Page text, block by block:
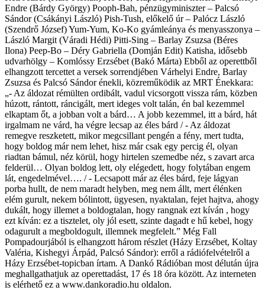
Endre (Bárdy György) Pooph-Bah, pénzügyminiszter – Palcsó
Sándor (Csákányi László) Pish-Tush, előkelő úr – Palócz László
(Szendrő József) Yum-Yum, Ko-Ko gyámleánya és menyasszonya –
László Margit (Váradi Hédi) Pitti-Sing – Barlay Zsuzsa (Béres
Ilona) Peep-Bo – Déry Gabriella (Domján Edit) Katisha, idősebb
udvarhölgy – Komlóssy Erzsébet (Bakó Márta) Ebből az operettből
elhangzott tercettet a versek sorrendjében Várhelyi Endre, Barlay
Zsuzsa és Palcsó Sándor énekli, közreműködik az MRT Énekkara:
„- Az áldozat rémülten ordibált, vadul vicsorgott vissza rám, közben
húzott, rántott, ráncigált, mert ideges volt talán, én bal kezemmel
elkaptam őt, a jobban volt a bárd… A jobb kezemmel, itt a bárd, hát
irgalmam ne várd, ha végre lecsap az éles bárd / - Az áldozat
remegve reszketett, mikor megcsillant pengén a fény, mert tudta,
hogy boldog már nem lehet, hisz már csak egy percig él, olyan
riadtan bámul, néz körül, hogy hirtelen szemedbe néz, s zavart arca
felderül… Olyan boldog lett, oly elégedett, hogy folytában engem
lát, engedelmével…. / - Lecsapott már az éles bárd, feje lágyan
porba hullt, de nem maradt helyben, meg nem állt, mert élénken
elém gurult, nekem bólintott, ügyesen, nyaktalan, fejet hajtva, ahogy
dukált, hogy illemet a boldogtalan, hogy rangnak ezt kíván , hogy
ezt kíván: ez a tisztelet, oly jól esett, szinte dagadt e hű kebel, hogy
odagurult a megboldogult, illemnek megfelelt.” Még Fall
Pompadourjából is elhangzott három részlet (Házy Erzsébet, Koltay
Valéria, Kishegyi Árpád, Palcsó Sándor): erről a rádiófelvételről a
Házy Erzsébet-topicban írtam. A Dankó Rádióban most délután újra
meghallgathatjuk az operettadást, 17 és 18 óra között. Az interneten
is elérhető ez a www.dankoradio.hu oldalon.